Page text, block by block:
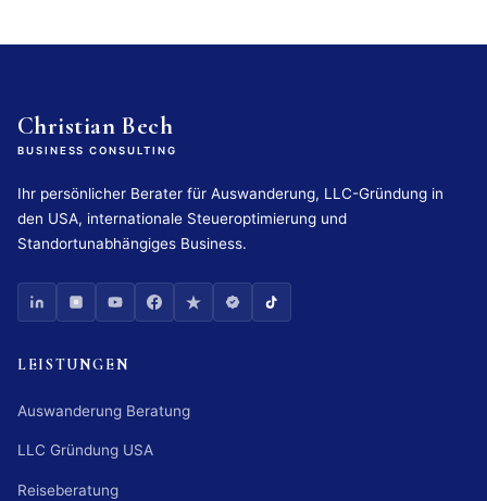
Christian Bech
BUSINESS CONSULTING
Ihr persönlicher Berater für Auswanderung, LLC-Gründung in
den USA, internationale Steueroptimierung und
Standortunabhängiges Business.
LEISTUNGEN
Auswanderung Beratung
LLC Gründung USA
Reiseberatung